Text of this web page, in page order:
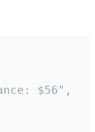
$56",